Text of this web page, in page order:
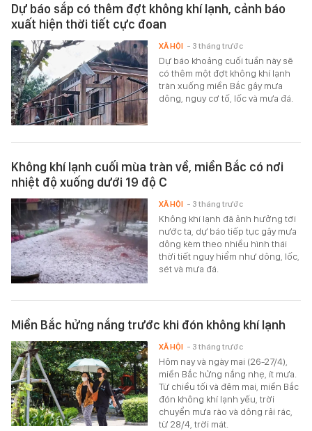
Dự báo sắp có thêm đợt không khí lạnh, cảnh báo
xuất hiện thời tiết cực đoan
Dự báo khoảng cuối tuần này sẽ
có thêm một đợt không khí lạnh
tràn xuống miền Bắc gây mưa
dông, nguy cơ tố, lốc và mưa đá.
XÃ HỘI - 3 tháng trước
Không khí lạnh cuối mùa tràn về, miền Bắc có nơi
nhiệt độ xuống dưới 19 độ C
Không khí lạnh đã ảnh hưởng tới
nước ta, dự báo tiếp tục gây mưa
dông kèm theo nhiều hình thái
thời tiết nguy hiểm như dông, lốc,
sét và mưa đá.
XÃ HỘI - 3 tháng trước
Miền Bắc hửng nắng trước khi đón không khí lạnh
Hôm nay và ngày mai (26-27/4),
miền Bắc hửng nắng nhẹ, ít mưa.
Từ chiều tối và đêm mai, miền Bắc
đón không khí lạnh yếu, trời
chuyển mưa rào và dông rải rác,
từ 28/4, trời mát.
XÃ HỘI - 3 tháng trước